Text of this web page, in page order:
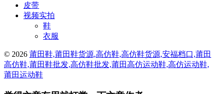
皮带
视频实拍
鞋
衣服
© 2026 莆田鞋,莆田鞋货源,高仿鞋,高仿鞋货源,安福档口,莆田
高仿鞋,莆田鞋批发,高仿鞋批发,莆田高仿运动鞋,高仿运动鞋,
莆田运动鞋